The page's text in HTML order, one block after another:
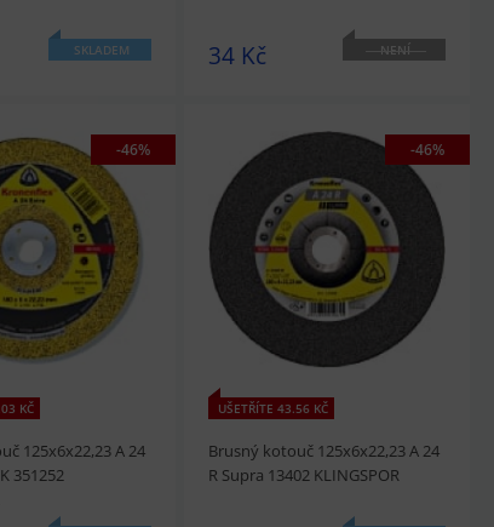
SKLADEM
Přidat do košíku
34 Kč
NENÍ
prohlédnoutPřidat do košíku
-46%
KČ
125x6x22,23 A 24
351252
-46%
UŠETŘÍTE 43.56 KČ
Brusný kotouč 125x6x22,23 A 24
R Supra 13402 KLINGSPOR